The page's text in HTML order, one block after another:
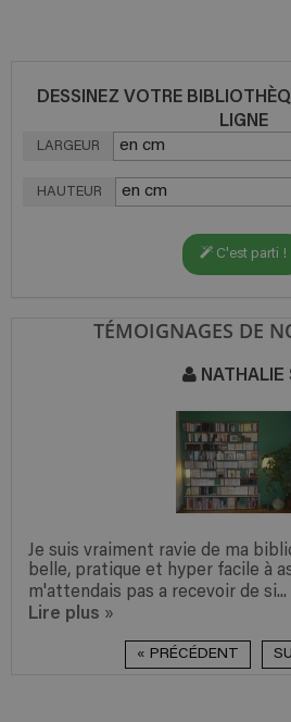
DESSINEZ VOTRE
LIGNE
LARGEUR
HAUTEUR
C'est parti !
TÉMOIGNAGES DE
NATHALIE
Je suis vraiment ravie de ma
belle, pratique et hyper facile à
m'attendais pas a recevoir de si...
Lire plus »
« PRÉCÉDENT